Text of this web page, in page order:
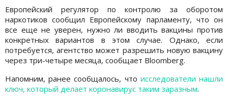
Европейский регулятор по контролю за оборотом
наркотиков сообщил Европейскому парламенту, что он
все еще не уверен, нужно ли вводить вакцины против
конкретных вариантов в этом случае. Однако, если
потребуется, агентство может разрешить новую вакцину
через три-четыре месяца, сообщает Bloomberg.
Напомним, ранее сообщалось, что исследователи нашли
ключ, который делает коронавирус таким заразным.